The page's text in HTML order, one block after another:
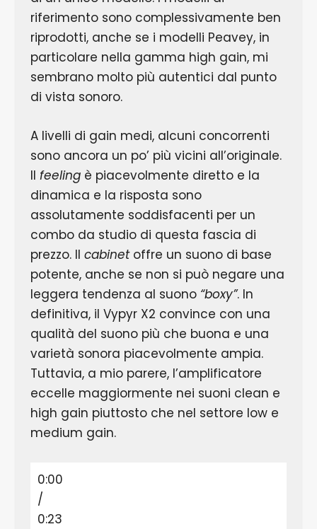
riferimento sono complessivamente ben
riprodotti, anche se i modelli Peavey, in
particolare nella gamma high gain, mi
sembrano molto più autentici dal punto
di vista sonoro.
A livelli di gain medi, alcuni concorrenti
sono ancora un po’ più vicini all’originale.
Il feeling è piacevolmente diretto e la
dinamica e la risposta sono
assolutamente soddisfacenti per un
combo da studio di questa fascia di
prezzo. Il cabinet offre un suono di base
potente, anche se non si può negare una
leggera tendenza al suono “boxy”. In
definitiva, il Vypyr X2 convince con una
qualità del suono più che buona e una
varietà sonora piacevolmente ampia.
Tuttavia, a mio parere, l’amplificatore
eccelle maggiormente nei suoni clean e
high gain piuttosto che nel settore low e
medium gain.
0:00
/
0:23